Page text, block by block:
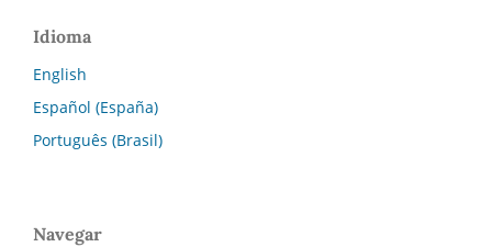
Idioma
English
Español (España)
Português (Brasil)
Navegar